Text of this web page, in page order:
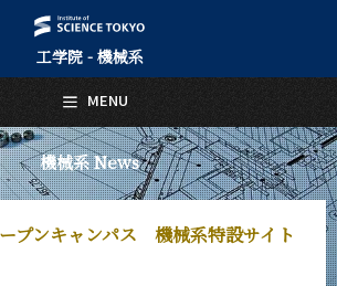
工学院 - 機械系
機械系 News
プンキャンパス 機械系特設サイト
MENU
English